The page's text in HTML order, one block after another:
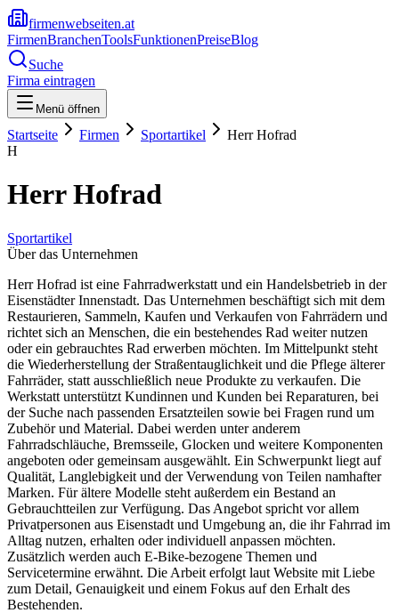
firmenwebseiten.at
FirmenBranchenToolsFunktionenPreiseBlog
Suche
Firma eintragen
Menü öffnen
Startseite Firmen Sportartikel
Herr Hofrad
H
Herr Hofrad
Sportartikel
Über das Unternehmen
Herr Hofrad ist eine Fahrradwerkstatt und ein Handelsbetrieb in der
Eisenstädter Innenstadt. Das Unternehmen beschäftigt sich mit dem
Restaurieren, Sammeln, Kaufen und Verkaufen von Fahrrädern und
richtet sich an Menschen, die ein bestehendes Rad weiter nutzen
oder ein gebrauchtes Rad erwerben möchten. Im Mittelpunkt steht
die Wiederherstellung der Straßentauglichkeit und die Pflege älterer
Fahrräder, statt ausschließlich neue Produkte zu verkaufen. Die
Werkstatt unterstützt Kundinnen und Kunden bei Reparaturen, bei
der Suche nach passenden Ersatzteilen sowie bei Fragen rund um
Zubehör und Material. Dabei werden unter anderem
Fahrradschläuche, Bremsseile, Glocken und weitere Komponenten
angeboten oder gemeinsam ausgewählt. Ein Schwerpunkt liegt auf
Qualität, Langlebigkeit und der Verwendung von Teilen namhafter
Marken. Für ältere Modelle steht außerdem ein Bestand an
Gebrauchtteilen zur Verfügung. Das Angebot spricht vor allem
Privatpersonen aus Eisenstadt und Umgebung an, die ihr Fahrrad im
Alltag nutzen, erhalten oder individuell anpassen möchten.
Zusätzlich werden auch E-Bike-bezogene Themen und
Servicetermine erwähnt. Die Arbeit erfolgt laut Website mit Liebe
zum Detail, Genauigkeit und einem Fokus auf den Erhalt des
Bestehenden.